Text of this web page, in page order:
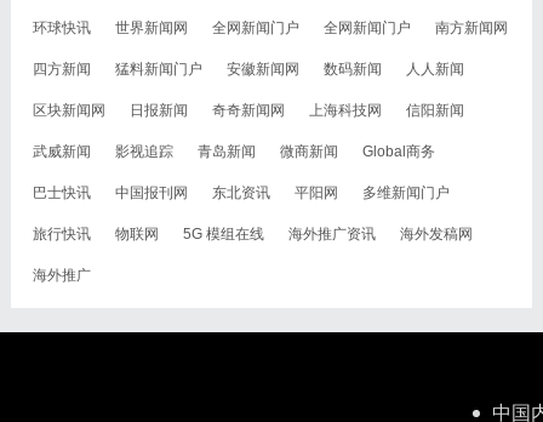
环球快讯 世界新闻网 全网新闻门户 全网新闻门户 南方新闻网
四方新闻 猛料新闻门户 安徽新闻网 数码新闻 人人新闻
区块新闻网 日报新闻 奇奇新闻网 上海科技网 信阳新闻
武威新闻 影视追踪 青岛新闻 微商新闻 Global商务
巴士快讯 中国报刊网 东北资讯 平阳网 多维新闻门户
旅行快讯 物联网 5G 模组在线 海外推广资讯 海外发稿网
海外推广
中国